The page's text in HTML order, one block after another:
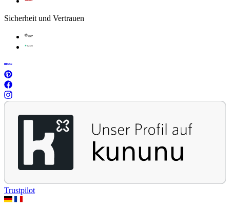
Sicherheit und Vertrauen
Trustpilot